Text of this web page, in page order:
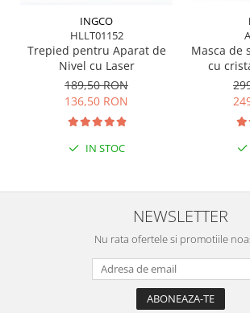
INGCO
HLLT01152
Trepied pentru Aparat de
Nivel cu Laser
189,50 RON
136,50 RON
IN STOC
Masca de
cu
senzori,
NEWSLETTER
Nu rata ofertele si promotiile